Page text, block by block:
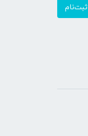
ثبت‌نام